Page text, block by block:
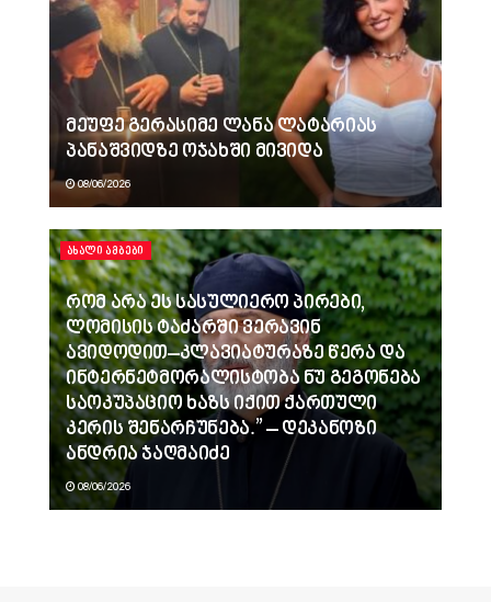
მეუფე გერასიმე ლანა ლატარიას
პანაშვიდზე ოჯახში მივიდა
08/06/2026
ᲐᲮᲐᲚᲘ ᲐᲛᲑᲔᲑᲘ
რომ არა ეს სასულიერო პირები,
ლომისის ტაძარში ვერავინ
ავიდოდით–კლავიატურაზე წერა და
ინტერნეტმორალისტობა ნუ გეგონება
საოკუპაციო ხაზს იქით ქართული
კერის შენარჩუნება.” – დეკანოზი
ანდრია ჯაღმაიძე
08/06/2026